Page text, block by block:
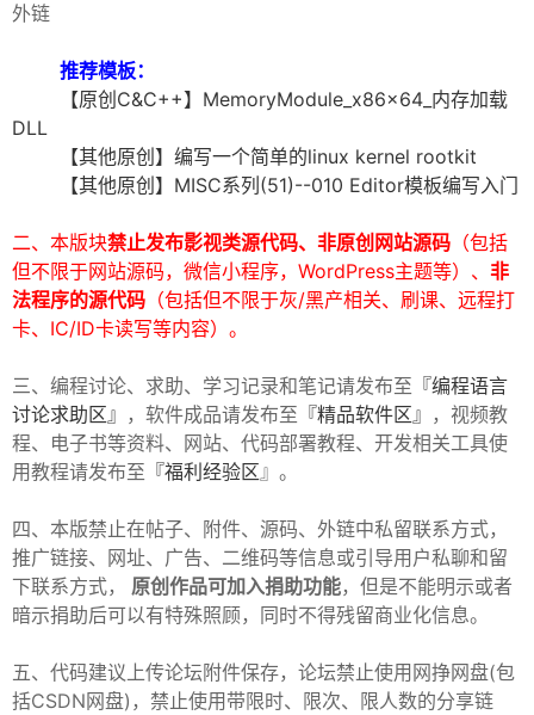
破
解
外链
推荐模板：
【原创C&C++】MemoryModule_x86x64_内存加载
DLL
【其他原创】编写一个简单的linux kernel rootkit
【其他原创】MISC系列(51)--010 Editor模板编写入门
二、本版块禁止发布影视类源代码、非原创网站源码 （包括
但不限于网站源码，微信小程序，WordPress主题等）、 非
法程序的源代码 （包括但不限于灰/黑产相关、刷课、远程打
卡、IC/ID卡读写等内容）。
三、编程讨论、求助、学习记录和笔记请发布至 『编程语言
讨论求助区』 ，软件成品请发布至 『精品软件区』 ，视频教
程、电子书等资料、网站、代码部署教程、开发相关工具使
用教程请发布至 『福利经验区』。
四、本版禁止在帖子、附件、源码、外链中私留联系方式，
推广链接、网址、广告、二维码等信息或引导用户私聊和留
下联系方式，
原创作品可加入捐助功能，但是不能明示或者
暗示捐助后可以有特殊照顾，同时不得残留商业化信息。
五、代码建议上传论坛附件保存，论坛禁止使用网挣网盘(包
括CSDN网盘)，禁止使用带限时、限次、限人数的分享链